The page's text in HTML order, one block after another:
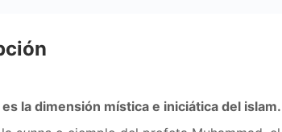
la dimensión mística e iniciática del islam.